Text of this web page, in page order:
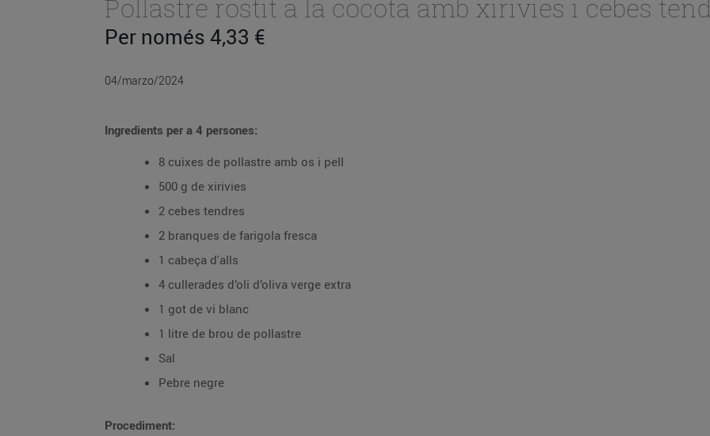
Pollastre rostit a la cocota amb xirivies i cebes
Per només 4,33 €
04/marzo/2024
Ingredients per a 4 persones:
8 cuixes de pollastre amb os i pell
500 g de xirivies
2 cebes tendres
2 branques de farigola fresca
1 cabeça d'alls
4 cullerades d’oli d’oliva verge extra
1 got de vi blanc
1 litre de brou de pollastre
Sal
Pebre negre
Procediment: